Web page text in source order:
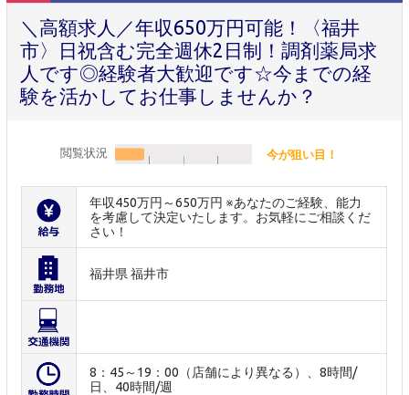
＼高額求人／年収650万円可能！〈福井
市〉日祝含む完全週休2日制！調剤薬局求
人です◎経験者大歓迎です☆今までの経
験を活かしてお仕事しませんか？
閲覧状況 今が狙い目！
年収450万円～650万円 ※あなたのご経験、能力
を考慮して決定いたします。お気軽にご相談くだ
さい！
福井県 福井市
8：45～19：00（店舗により異なる）、8時間/
日、40時間/週